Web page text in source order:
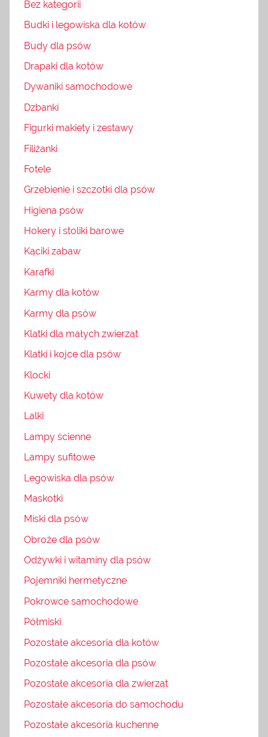
Bez kategorii
Budki i legowiska dla kotów
Budy dla psów
Drapaki dla kotów
Dywaniki samochodowe
Dzbanki
Figurki makiety i zestawy
Filiżanki
Fotele
Grzebienie i szczotki dla psów
Higiena psów
Hokery i stoliki barowe
Kąciki zabaw
Karafki
Karmy dla kotów
Karmy dla psów
Klatki dla małych zwierząt
Klatki i kojce dla psów
Klocki
Kuwety dla kotów
Lalki
Lampy ścienne
Lampy sufitowe
Legowiska dla psów
Maskotki
Miski dla psów
Obroże dla psów
Odżywki i witaminy dla psów
Pojemniki hermetyczne
Pokrowce samochodowe
Półmiski
Pozostałe akcesoria dla kotów
Pozostałe akcesoria dla psów
Pozostałe akcesoria dla zwierząt
Pozostałe akcesoria do samochodu
Pozostałe akcesoria kuchenne